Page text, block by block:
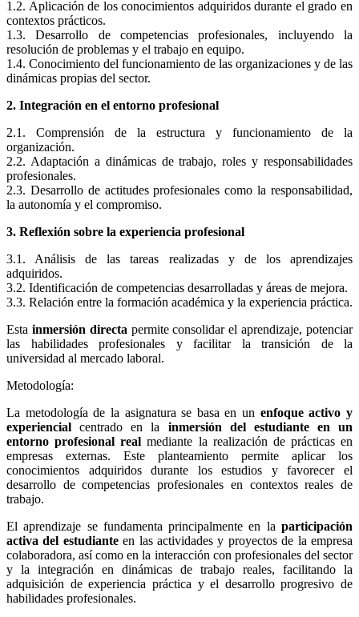
1.2. Aplicación de los conocimientos adquiridos durante el grado en
contextos prácticos.
1.3. Desarrollo de competencias profesionales, incluyendo la
resolución de problemas y el trabajo en equipo.
1.4. Conocimiento del funcionamiento de las organizaciones y de las
dinámicas propias del sector.
2. Integración en el entorno profesional
2.1. Comprensión de la estructura y funcionamiento de la
organización.
2.2. Adaptación a dinámicas de trabajo, roles y responsabilidades
profesionales.
2.3. Desarrollo de actitudes profesionales como la responsabilidad,
la autonomía y el compromiso.
3. Reflexión sobre la experiencia profesional
3.1. Análisis de las tareas realizadas y de los aprendizajes
adquiridos.
3.2. Identificación de competencias desarrolladas y áreas de mejora.
3.3. Relación entre la formación académica y la experiencia práctica.
Esta inmersión directa permite consolidar el aprendizaje, potenciar
las habilidades profesionales y facilitar la transición de la
universidad al mercado laboral.
Metodología:
La metodología de la asignatura se basa en un enfoque activo y
experiencial centrado en la inmersión del estudiante en un
entorno profesional real mediante la realización de prácticas en
empresas externas. Este planteamiento permite aplicar los
conocimientos adquiridos durante los estudios y favorecer el
desarrollo de competencias profesionales en contextos reales de
trabajo.
El aprendizaje se fundamenta principalmente en la participación
activa del estudianteen las actividades y proyectos de la empresa
colaboradora, así como en la interacción con profesionales del sector
y la integración en dinámicas de trabajo reales, facilitando la
adquisición de experiencia práctica y el desarrollo progresivo de
habilidades profesionales.